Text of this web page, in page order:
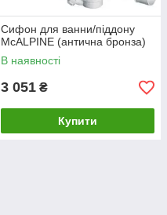
Сифон для ванни/піддону
McALPINE (антична бронза)
В наявності
3 051 ₴
Купити